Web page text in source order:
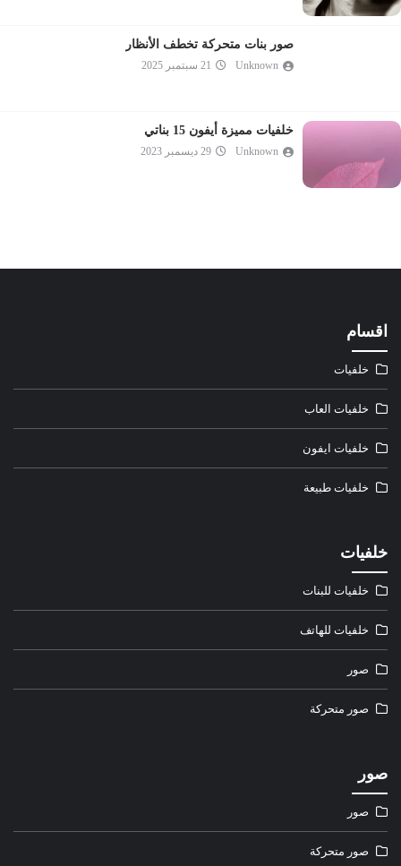
صور بنات متحركة تخطف الأنظار
Unknown 21 سبتمبر 2025
خلفيات مميزة أيفون 15 بناتي
Unknown 29 ديسمبر 2023
اقسام
خلفيات
خلفيات العاب
خلفيات ايفون
خلفيات طبيعة
خلفيات
خلفيات للبنات
خلفيات للهاتف
صور
صور متحركة
صور
صور
صور متحركة